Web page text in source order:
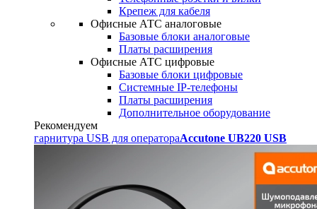
Крепеж для кабеля
Офисные АТС аналоговые
Базовые блоки аналоговые
Платы расширения
Офисные АТС цифровые
Базовые блоки цифровые
Системные IP-телефоны
Платы расширения
Дополнительное оборудование
Рекомендуем
гарнитура USB для оператораAccutone UB220 USB